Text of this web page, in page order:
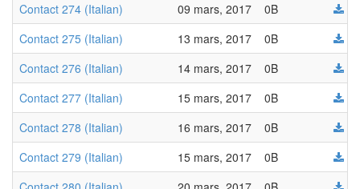
Contact 274 (Italian)
09 mars, 2017
0B
Contact 275 (Italian)
13 mars, 2017
0B
Contact 276 (Italian)
14 mars, 2017
0B
Contact 277 (Italian)
15 mars, 2017
0B
Contact 278 (Italian)
16 mars, 2017
0B
Contact 279 (Italian)
15 mars, 2017
0B